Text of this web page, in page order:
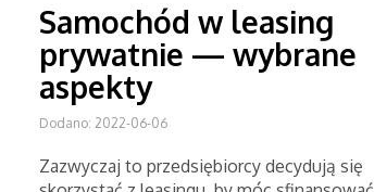
Samochód w leasing
prywatnie — wybrane
aspekty
Dodano: 2022-06-06
Zazwyczaj to przedsiębiorcy decydują się